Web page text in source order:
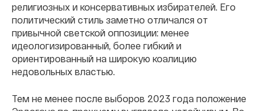
религиозных и консервативных избирателей. Его
политический стиль заметно отличался от
привычной светской оппозиции: менее
идеологизированный, более гибкий и
ориентированный на широкую коалицию
недовольных властью.
Тем не менее после выборов 2023 года положение